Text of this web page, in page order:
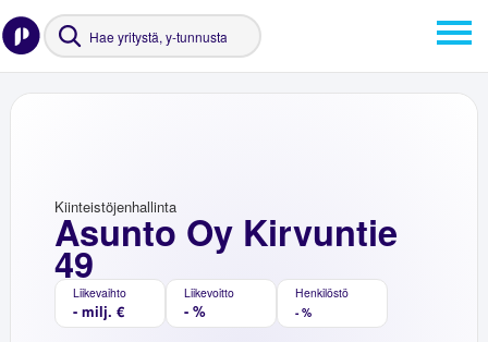
Asunto Oy Kirvuntie
49
Kiinteistöjenhallinta
Liikevaihto
- milj. €
Liikevoitto
- %
Henkilöstö
- %